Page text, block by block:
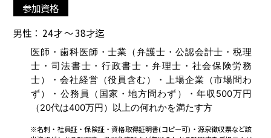
参加資格
男性： 24才 ～ 38才迄
医師・歯科医師・士業（弁護士・公認会計士・税理
士・司法書士・行政書士・弁理士・社会保険労務
士）・会社経営（役員含む）・上場企業（市場問わ
ず）・公務員（国家・地方問わず）・年収500万円
（20代は400万円）以上の何れかを満たす方
※名刺・社員証・保険証・資格取得証明書(コピー可)・源泉徴収票など該